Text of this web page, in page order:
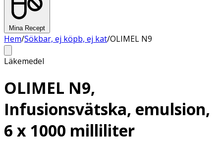
Mina Recept
Hem/Sökbar, ej köpb, ej kat/OLIMEL N9
Läkemedel
OLIMEL N9,
Infusionsvätska, emulsion,
6 x 1000 milliliter